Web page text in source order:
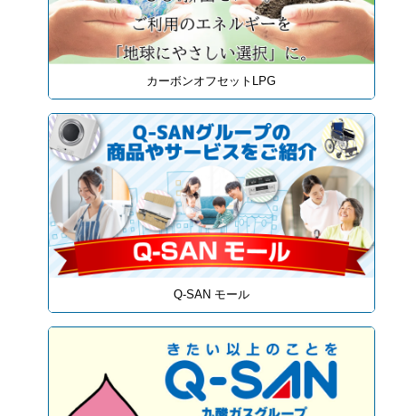
カーボンオフセットLPG
Q-SAN モール